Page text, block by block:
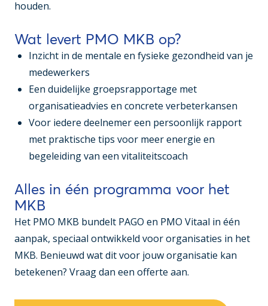
houden.
Wat levert PMO MKB op?
Inzicht in de mentale en fysieke gezondheid van je
medewerkers
Een duidelijke groepsrapportage met
organisatieadvies en concrete verbeterkansen
Voor iedere deelnemer een persoonlijk rapport
met praktische tips voor meer energie en
begeleiding van een vitaliteitscoach
Alles in één programma voor het
MKB
Het PMO MKB bundelt PAGO en PMO Vitaal in één
aanpak, speciaal ontwikkeld voor organisaties in het
MKB. Benieuwd wat dit voor jouw organisatie kan
betekenen? Vraag dan een offerte aan.